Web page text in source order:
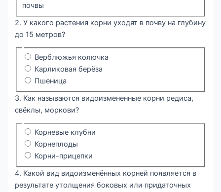
почвы
2. У какого растения корни уходят в почву на глубину
до 15 метров?
Верблюжья колючка
Карликовая берёза
Пшеница
3. Как называются видоизмененные корни редиса,
свёклы, моркови?
Корневые клубни
Корнеплоды
Корни-прицепки
4. Какой вид видоизменённых корней появляется в
результате утолщения боковых или придаточных